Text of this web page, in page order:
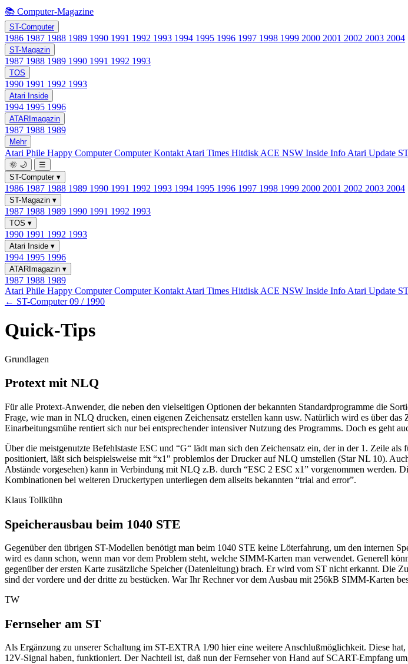
📚 Computer-Magazine
ST-Computer
1986 1987 1988 1989 1990 1991 1992 1993 1994 1995 1996 1997 1998 1999 2000 2001 2002 2003 2004
ST-Magazin
1987 1988 1989 1990 1991 1992 1993
TOS
1990 1991 1992 1993
Atari Inside
1994 1995 1996
ATARImagazin
1987 1988 1989
Mehr
Atari Phile Happy ComputerComputer Kontakt Atari Times Hitdisk ACE NSW Inside Info Atari Update
🌞 🌙
☰
ST-Computer ▾
1986 1987 1988 1989 1990 1991 1992 1993 1994 1995 1996 1997 1998 1999 2000 2001 2002 2003 2004
ST-Magazin ▾
1987 1988 1989 1990 1991 1992 1993
TOS ▾
1990 1991 1992 1993
Atari Inside ▾
1994 1995 1996
ATARImagazin ▾
1987 1988 1989
Atari Phile Happy ComputerComputer Kontakt Atari Times Hitdisk ACE NSW Inside Info Atari Update
← ST-Computer 09 / 1990
Quick-Tips
Grundlagen
Protext mit NLQ
Für alle Protext-Anwender, die neben den vielseitigen Optionen der bekannten Standardprogramme die
Frage, wie man in NLQ drucken, einen eigenen Zeichensatz erstellen kann usw. Natürlich wird es über
Einarbeitungsmühe rentiert sich nur bei entsprechender intensiver Nutzung des Programms. Doch es geht
Über die meistgenutzte Befehlstaste ESC und “G“ lädt man sich den Zeichensatz ein, der in der 1. Zeile
positioniert, läßt sich beispielsweise mit “x1" problemlos der Drucker auf NLQ umstellen (Star NL 10).
Abstände vorgesehen) kann in Verbindung mit NLQ z.B. durch “ESC 2 ESC x1” vorgenommen werden.
Kombinationen bei weiteren Druckertypen unterliegen dem allseits bekannten “trial and error”.
Klaus Tollkühn
Speicherausbau beim 1040 STE
Gegenüber den übrigen ST-Modellen benötigt man beim 1040 STE keine Löterfahrung, um den internen
wird es dann schon, wenn man vor dem Problem steht, welche SIMM-Karten man verwendet. Generell
gegenüber der ersten Karte zusätzliche Speicher (Datenleitung) brach. Er wird vom ST nicht erkannt. Die
sind der vordere und der dritte zu bestücken. War Ihr Rechner vor dem Ausbau mit 256kB SIMM-Karten
TW
Fernseher am ST
Als Ergänzung zu unserer Schaltung im ST-EXTRA 1/90 hier eine weitere Anschlußmöglichkeit. Diese
12V-Signal haben, funktioniert. Der Nachteil ist, daß nun der Fernseher von Hand auf SCART-Empfang